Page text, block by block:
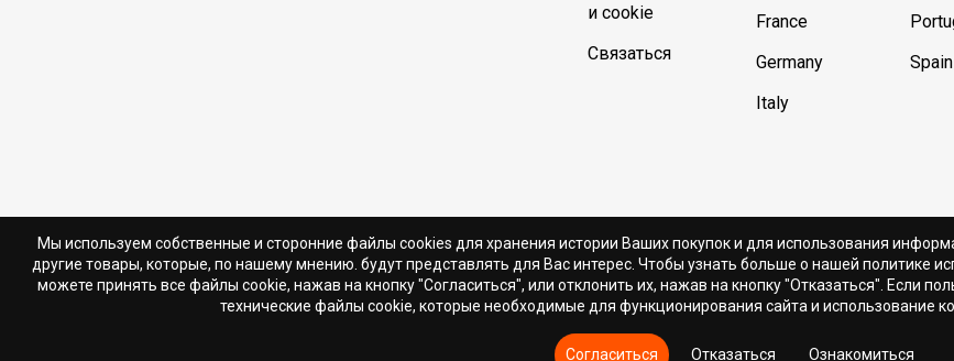
и cookie
Связаться
France
Germany
Italy
Spain
© 2018 - 2026 DION SPORTLAB® | Спортивное Питание. Все
Мы используем собственные и сторонние файлы cookies для хранения истории Ваших покупок и для использования
другие товары, которые, по нашему мнению. будут представлять для Вас интерес. Чтобы узнать больше о нашей политике
можете принять все файлы cookie, нажав на кнопку "Согласиться", или отклонить их, нажав на кнопку "Отказаться". Если
технические файлы cookie, которые необходимые для функционирования сайта и использование
Согласиться Отказаться Ознакомиться